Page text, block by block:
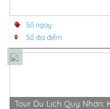
Số ngày
Số địa điểm
Tour Du Lịch Quy Nhơn: